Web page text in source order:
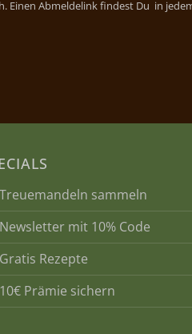
Einen Abmeldelink findest Du in
Treuemandeln sammeln
Newsletter mit 10% Code
Gratis Rezepte
10€ Prämie sichern